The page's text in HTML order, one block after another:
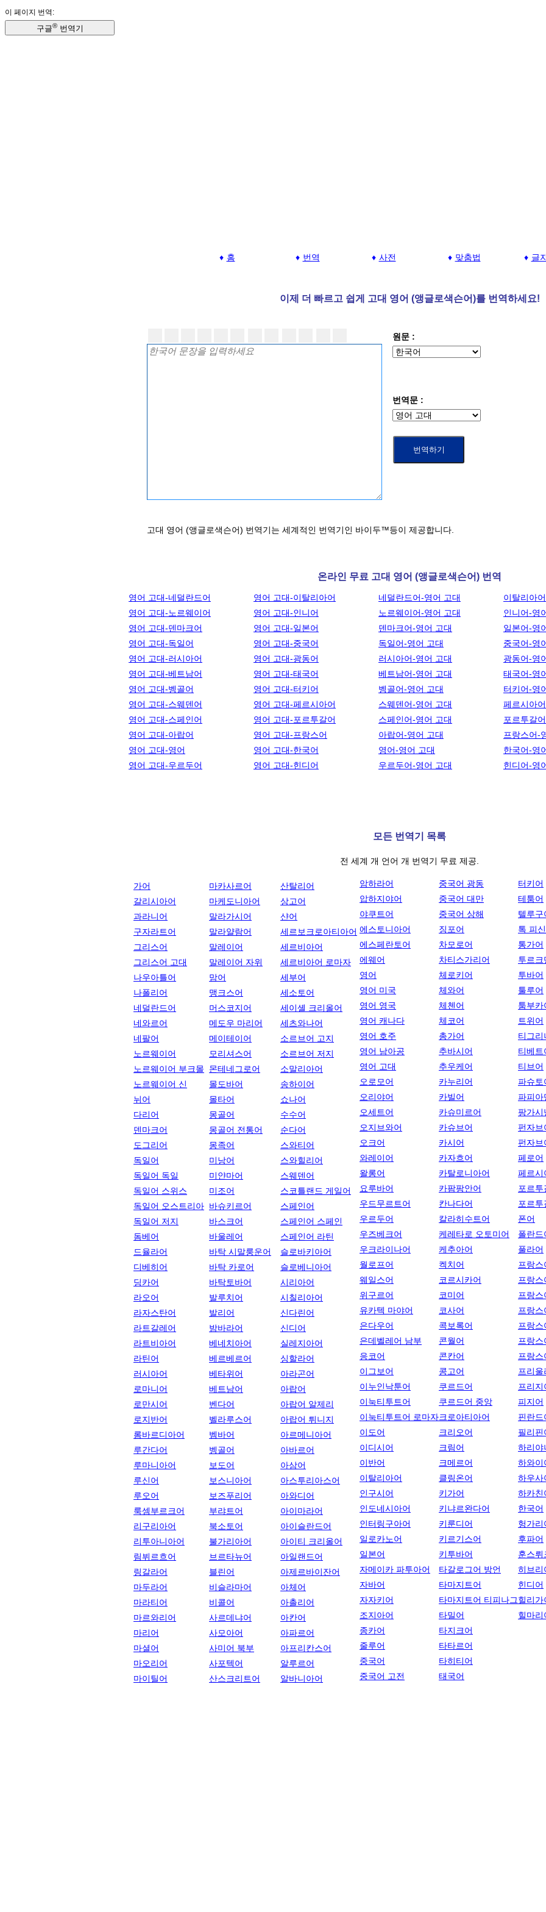
이 페이지 번역:
구글®번역기
홈 번역 사전 맞춤법 글
이제 더 빠르고 쉽게 고대 영어 (앵글로색슨어)를 번역하세요!
원문 :
번역문 :
고대 영어 (앵글로색슨어) 번역기는 세계적인 번역기인 바이두™등이 제공합니다.
온라인 무료 고대 영어 (앵글로색슨어) 번역
영어 고대-네덜란드어
영어 고대-노르웨이어
영어 고대-덴마크어
영어 고대-독일어
영어 고대-러시아어
영어 고대-베트남어
영어 고대-벵골어
영어 고대-스웨덴어
영어 고대-스페인어
영어 고대-아랍어
영어 고대-영어
영어 고대-우르두어
영어 고대-이탈리아어
영어 고대-인니어
영어 고대-일본어
영어 고대-중국어
영어 고대-광동어
영어 고대-태국어
영어 고대-터키어
영어 고대-페르시아어
영어 고대-포르투갈어
영어 고대-프랑스어
영어 고대-한국어
영어 고대-힌디어
네덜란드어-영어 고대
노르웨이어-영어 고대
덴마크어-영어 고대
독일어-영어 고대
러시아어-영어 고대
베트남어-영어 고대
벵골어-영어 고대
스웨덴어-영어 고대
스페인어-영어 고대
아랍어-영어 고대
영어-영어 고대
우르두어-영어 고대
이탈리아
인니어-영
일본어-영
중국어-영
광동어-영
태국어-영
터키어-영
페르시아
포르투갈
프랑스어-
한국어-영
힌디어-영
모든 번역기 목록
전 세계 개 언어 개 번역기 무료 제공.
가어
갈리시아어
과라니어
구자라트어
그리스어
그리스어 고대
나우아틀어
나폴리어
네덜란드어
네와르어
네팔어
노르웨이어
노르웨이어 부크몰
노르웨이어 신
뉘어
다리어
덴마크어
도그리어
독일어
독일어 독일
독일어 스위스
독일어 오스트리아
독일어 저지
돔베어
드율라어
디베히어
딩카어
라오어
라자스탄어
라트갈레어
라트비아어
라틴어
러시아어
로마니어
로만시어
로지반어
롬바르디아어
루간다어
루마니아어
루신어
루오어
룩셈부르크어
리구리아어
리투아니아어
림뷔르흐어
링갈라어
마두라어
마라티어
마르와리어
마리어
마셜어
마오리어
마이틸어
마카사르어
마케도니아어
말라가시어
말라얄람어
말레이어
말레이어 자위
맘어
맹크스어
머스코지어
메도우 마리어
메이테이어
모리셔스어
몬테네그로어
몰도바어
몰타어
몽골어
몽골어 전통어
몽족어
미낭어
미얀마어
미조어
바슈키르어
바스크어
바울레어
바탁 시말룽운어
바탁 카로어
바탁토바어
발루치어
발리어
밤바라어
베네치아어
베르베르어
베타위어
베트남어
벤다어
벨라루스어
벰바어
벵골어
보도어
보스니아어
보즈푸리어
부랴트어
북소토어
불가리아어
브르타뉴어
블린어
비슬라마어
비콜어
사르데냐어
사모아어
사미어 북부
사포텍어
산스크리트어
산탈리어
상고어
샨어
세르보크로아티아어
세르비아어
세르비아어 로마자
세부어
세소토어
세이셸 크리올어
세츠와나어
소르브어 고지
소르브어 저지
소말리아어
송하이어
쇼나어
수수어
순다어
스와티어
스와힐리어
스웨덴어
스코틀랜드 게일어
스페인어
스페인어 스페인
스페인어 라틴
슬로바키아어
슬로베니아어
시리아어
시칠리아어
신다린어
신디어
실레지아어
싱할라어
아라곤어
아랍어
아랍어 알제리
아랍어 튀니지
아르메니아어
아바르어
아삼어
아스투리아스어
아와디어
아이마라어
아이슬란드어
아이티 크리올어
아일랜드어
아제르바이잔어
아체어
아촐리어
아칸어
아파르어
아프리칸스어
알루르어
알바니아어
암하라어
압하지야어
야쿠트어
에스토니아어
에스페란토어
에웨어
영어
영어 미국
영어 영국
영어 캐나다
영어 호주
영어 남아공
영어 고대
오로모어
오리야어
오세트어
오지브와어
오크어
와레이어
왈롱어
요루바어
우드무르트어
우르두어
우즈베크어
우크라이나어
월로프어
웨일스어
위구르어
유카텍 마야어
은다우어
은데벨레어 남부
응코어
이그보어
이누인낙툰어
이눅티투트어
이눅티투트어 로마자
이도어
이디시어
이반어
이탈리아어
인구시어
인도네시아어
인터링구아어
일로카노어
일본어
자메이카 파투아어
자바어
자자키어
조지아어
종카어
줄루어
중국어
중국어 고전
중국어 광동
중국어 대만
중국어 상해
징포어
차모로어
차티스가리어
체로키어
체와어
체첸어
체코어
총가어
추바시어
추우케어
카누리어
카빌어
카슈미르어
카슈브어
카시어
카자흐어
카탈로니아어
카팜팡안어
칸나다어
칼라히수트어
케레타로 오토미어
케추아어
켁치어
코르시카어
코미어
코사어
콕보록어
콘월어
콘칸어
콩고어
쿠르드어
쿠르드어 중앙
크로아티아어
크리오어
크림어
크메르어
클링온어
키가어
키냐르완다어
키룬디어
키르기스어
키투바어
타갈로그어 방언
타마지트어
타마지트어 티피나그
타밀어
타지크어
타타르어
타히티어
태국어
터키어
테툼어
텔루구
톡 피
통가어
투르크
투바어
툴루어
툼부카
트위어
티그리
티베트
티브어
파슈토
파피아
팡가시
펀자브
펀자브
페로어
페르시
포르투
포르투
폰어
폴란드
풀라어
프랑스
프랑스
프랑스
프랑
프랑
프랑
프랑스
프리울
프리지
피지어
핀란드
필리핀
하리야
하와이
하우사
하카친
한국어
헝가리
후파어
훈스뤼
히브리
힌디어
힐리가
힐마리